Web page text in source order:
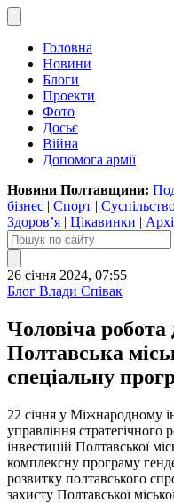
Головна
Новини
Блоги
Проекти
Фото
Досьє
Війна
Допомога армії
Новини Полтавщини:
бізнес | Спорт |
Здоров’я | Цікавинки |
26 січня 2024, 07:55
Блог Влади Співак
Чоловіча робота
Полтавська
спеціальну
22 січня у Міжнародному
управління стратегічного
інвестицій Полтавської
комплексну програму
розвитку полтавського
захисту Полтавської